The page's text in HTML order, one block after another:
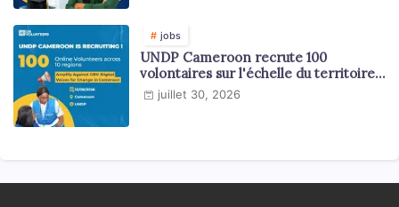
jobs
UNDP Cameroon recrute 100
volontaires sur l'échelle du territoire
national
juillet 30, 2026